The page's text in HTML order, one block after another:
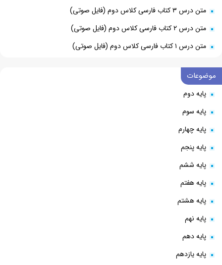
متن درس ۳ کتاب فارسی کلاس دوم (فایل صوتی)
متن درس ۲ کتاب فارسی کلاس دوم (فایل صوتی)
متن درس ۱ کتاب فارسی کلاس دوم (فایل صوتی)
موضوعات
پایه دوم
پایه سوم
پایه چهارم
پایه پنجم
پایه ششم
پایه هفتم
پایه هشتم
پایه نهم
پایه دهم
پایه یازدهم